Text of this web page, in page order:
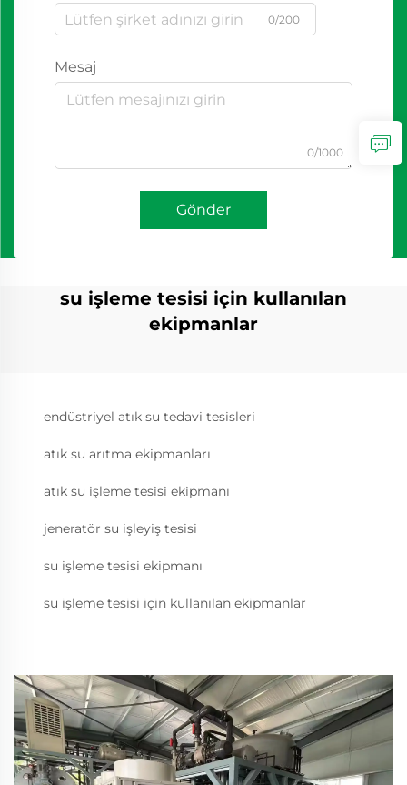
0/200
Mesaj
0/1000
Gönder
su işleme tesisi için kullanılan
ekipmanlar
endüstriyel atık su tedavi tesisleri
atık su arıtma ekipmanları
atık su işleme tesisi ekipmanı
jeneratör su işleyiş tesisi
su işleme tesisi ekipmanı
su işleme tesisi için kullanılan ekipmanlar